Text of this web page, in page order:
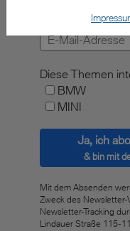
E-Mail-Adresse:
Diese Themen
BMW
MINI
Ja, ich
& bin mit
Mit dem Absenden
Zweck des Newsletter-
Newsletter-Tracking
Lindauer Straße 115-